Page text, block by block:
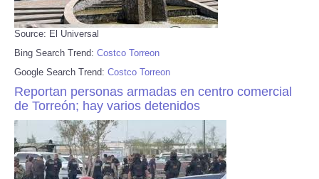
Source: El Universal
Bing Search Trend: Costco Torreon
Google Search Trend: Costco Torreon
Reportan personas armadas en centro comercial
de Torreón; hay varios detenidos